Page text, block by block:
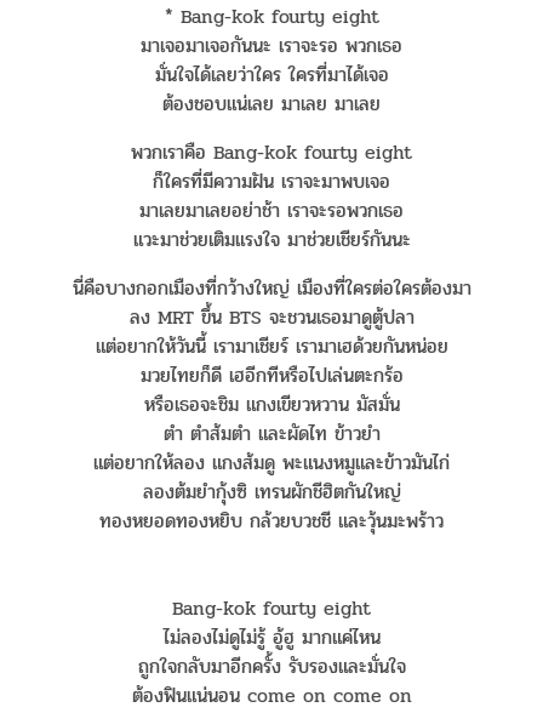
* Bang-kok fourty eight
มาเจอมาเจอกันนะ เราจะรอ พวกเธอ
มั่นใจได้เลยว่าใคร ใครที่มาได้เจอ
ต้องชอบแน่เลย มาเลย มาเลย
พวกเราคือ Bang-kok fourty eight
ก็ใครที่มีความฝัน เราจะมาพบเจอ
มาเลยมาเลยอย่าช้า เราจะรอพวกเธอ
แวะมาช่วยเติมแรงใจ มาช่วยเชียร์กันนะ
นี่คือบางกอกเมืองที่กว้างใหญ่ เมืองที่ใครต่อใครต้องมา
ลง MRT ขึ้น BTS จะชวนเธอมาดูตู้ปลา
แต่อยากให้วันนี้ เรามาเชียร์ เรามาเฮด้วยกันหน่อย
มวยไทยก็ดี เฮอีกทีหรือไปเล่นตะกร้อ
หรือเธอจะชิม แกงเขียวหวาน มัสมั่น
ตำ ตำส้มตำ และผัดไท ข้าวยำ
แต่อยากให้ลอง แกงส้มดู พะแนงหมูและข้าวมันไก่
ลองต้มยำกุ้งซิ เทรนผักชีฮิตกันใหญ่
ทองหยอดทองหยิบ กล้วยบวชชี และวุ้นมะพร้าว
Bang-kok fourty eight
ไม่ลองไม่ดูไม่รู้ อู้ฮู มากแค่ไหน
ถูกใจกลับมาอีกครั้ง รับรองและมั่นใจ
ต้องฟินแน่นอน come on come on